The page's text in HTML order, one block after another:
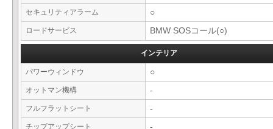
セキュリティアラーム ○
ロードサービス BMW SOSコール(○)
インテリア
パワーウィンドウ ○
オットマン機構 -
フルフラットシート -
チップアップシート -